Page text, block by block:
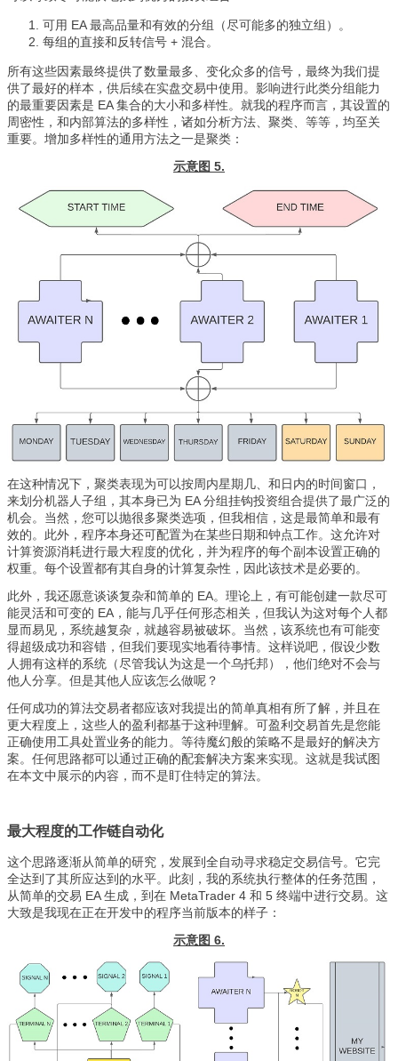
可用 EA 最高品量和有效的分组（尽可能多的独立组）。
每组的直接和反转信号 + 混合。
所有这些因素最终提供了数量最多、变化众多的信号，最终为我们提
供了最好的样本，供后续在实盘交易中使用。影响进行此类分组能力
的最重要因素是 EA 集合的大小和多样性。就我的程序而言，其设置的
周密性，和内部算法的多样性，诸如分析方法、聚类、等等，均至关
重要。增加多样性的通用方法之一是聚类：
示意图 5.
在这种情况下，聚类表现为可以按周内星期几、和日内的时间窗口，
来划分机器人子组，其本身已为 EA 分组挂钩投资组合提供了最广泛的
机会。当然，您可以抛很多聚类选项，但我相信，这是最简单和最有
效的。此外，程序本身还可配置为在某些日期和钟点工作。这允许对
计算资源消耗进行最大程度的优化，并为程序的每个副本设置正确的
权重。每个设置都有其自身的计算复杂性，因此该技术是必要的。
此外，我还愿意谈谈复杂和简单的 EA。理论上，有可能创建一款尽可
能灵活和可变的 EA，能与几乎任何形态相关，但我认为这对每个人都
显而易见，系统越复杂，就越容易被破坏。当然，该系统也有可能变
得超级成功和容错，但我们要现实地看待事情。这样说吧，假设少数
人拥有这样的系统（尽管我认为这是一个乌托邦），他们绝对不会与
他人分享。但是其他人应该怎么做呢？
任何成功的算法交易者都应该对我提出的简单真相有所了解，并且在
更大程度上，这些人的盈利都基于这种理解。可盈利交易首先是您能
正确使用工具处置业务的能力。等待魔幻般的策略不是最好的解决方
案。任何思路都可以通过正确的配套解决方案来实现。这就是我试图
在本文中展示的内容，而不是盯住特定的算法。
最大程度的工作链自动化
这个思路逐渐从简单的研究，发展到全自动寻求稳定交易信号。它完
全达到了其所应达到的水平。此刻，我的系统执行整体的任务范围，
从简单的交易 EA 生成，到在 MetaTrader 4 和 5 终端中进行交易。这
大致是我现在正在开发中的程序当前版本的样子：
示意图 6.